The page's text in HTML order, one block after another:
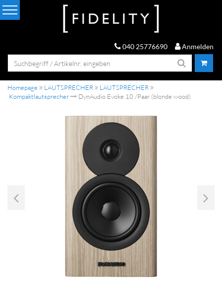
040 25776690 Anmelden
Homepage LAUTSPRECHER
LAUTSPRECHER
Kompaktlautsprecher
DynAudio Evoke 10 /Paar (blonde wood)